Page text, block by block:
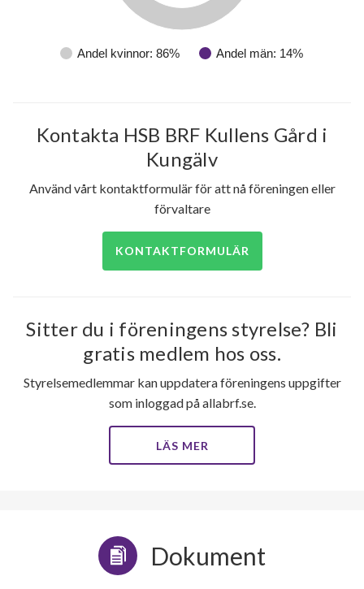
1
59
Andel kvinnor: 86% Andel män: 14%
Kontakta HSB BRF Kullens Gård i
Kungälv
Använd vårt kontaktformulär för att nå föreningen eller
förvaltare
KONTAKTFORMULÄR
Sitter du i föreningens styrelse? Bli
gratis medlem hos oss.
Styrelsemedlemmar kan uppdatera föreningens uppgifter
som inloggad på allabrf.se.
LÄS MER
Dokument